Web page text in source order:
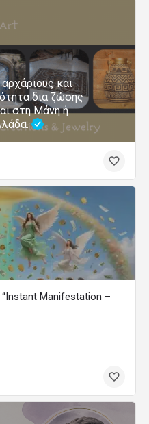
και
δια ζώσης
στη Μάνη ή
Manifestation –